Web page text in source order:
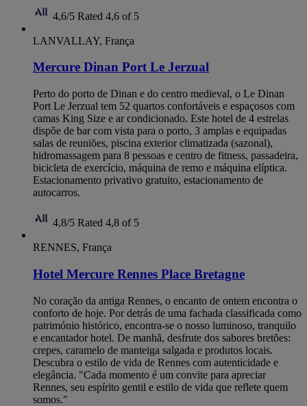
4,6/5 Rated 4,6 of 5
LANVALLAY, França
Mercure Dinan Port Le Jerzual
Perto do porto de Dinan e do centro medieval, o Le Dinan
Port Le Jerzual tem 52 quartos confortáveis e espaçosos com
camas King Size e ar condicionado. Este hotel de 4 estrelas
dispõe de bar com vista para o porto, 3 amplas e equipadas
salas de reuniões, piscina exterior climatizada (sazonal),
hidromassagem para 8 pessoas e centro de fitness, passadeira,
bicicleta de exercício, máquina de remo e máquina elíptica.
Estacionamento privativo gratuito, estacionamento de
autocarros.
4,8/5 Rated 4,8 of 5
RENNES, França
Hotel Mercure Rennes Place Bretagne
No coração da antiga Rennes, o encanto de ontem encontra o
conforto de hoje. Por detrás de uma fachada classificada como
património histórico, encontra-se o nosso luminoso, tranquilo
e encantador hotel. De manhã, desfrute dos sabores bretões:
crepes, caramelo de manteiga salgada e produtos locais.
Descubra o estilo de vida de Rennes com autenticidade e
elegância. "Cada momento é um convite para apreciar
Rennes, seu espírito gentil e estilo de vida que reflete quem
somos."